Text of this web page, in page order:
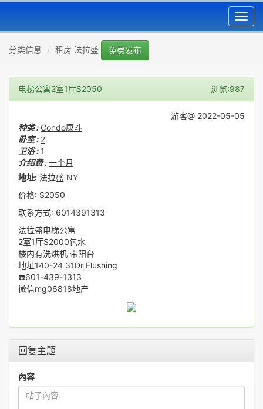
分类信息 租房 法拉盛 免费发布
电梯公寓2室1厅$2050 浏览:987
游客@ 2022-05-05
种类 : Condo康斗
卧室 : 2
卫浴 : 1
介绍费 :一个月
地址: 法拉盛 NY
价格: $2050
联系方式: 6014391313
法拉盛电梯公寓
2室1厅$2000包水
楼内有洗烘机 带阳台
地址140-24 31Dr Flushing
☎️601-439-1313
微信mg06818地产
回复主题
內容